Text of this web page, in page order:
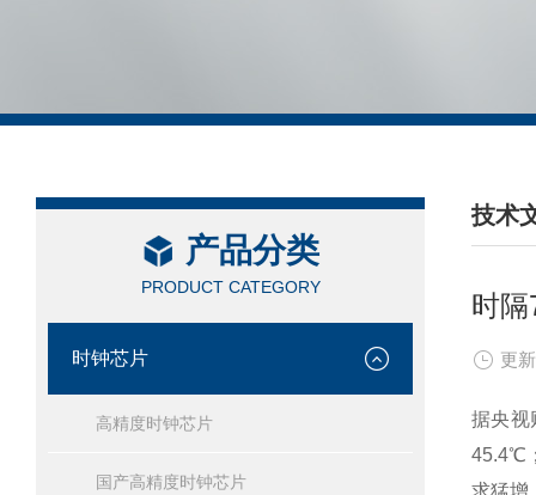
产品分类
PRODUCT CATEGORY
时钟芯片
高精度时钟芯片
国产高精度时钟芯片
技术
/
时
更
据央视
45.4℃
求猛增